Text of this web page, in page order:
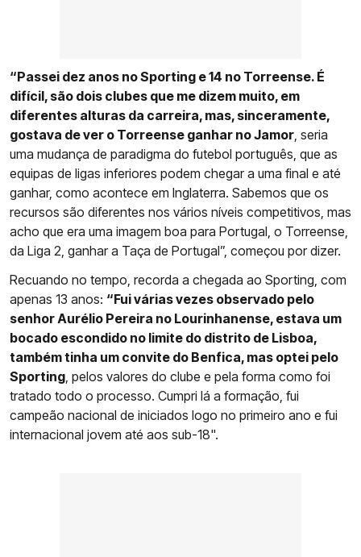
“Passei dez anos no Sporting e 14 no Torreense. É
difícil, são dois clubes que me dizem muito, em
diferentes alturas da carreira, mas, sinceramente,
gostava de ver o Torreense ganhar no Jamor, seria
uma mudança de paradigma do futebol português, que as
equipas de ligas inferiores podem chegar a uma final e até
ganhar, como acontece em Inglaterra. Sabemos que os
recursos são diferentes nos vários níveis competitivos, mas
acho que era uma imagem boa para Portugal, o Torreense,
da Liga 2, ganhar a Taça de Portugal”, começou por dizer.
Recuando no tempo, recorda a chegada ao Sporting, com
apenas 13 anos: “Fui várias vezes observado pelo
senhor Aurélio Pereira no Lourinhanense, estava um
bocado escondido no limite do distrito de Lisboa,
também tinha um convite do Benfica, mas optei pelo
Sporting, pelos valores do clube e pela forma como foi
tratado todo o processo. Cumpri lá a formação, fui
campeão nacional de iniciados logo no primeiro ano e fui
internacional jovem até aos sub-18".